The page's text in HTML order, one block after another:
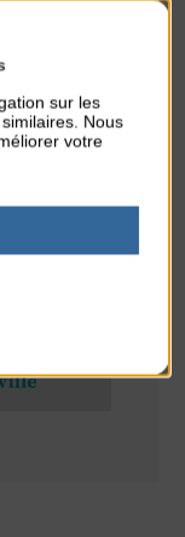
sur les
Nous
votre